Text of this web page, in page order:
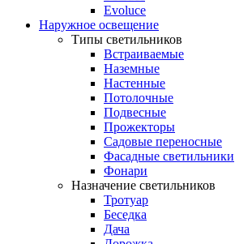
Evoluce
Наружное освещение
Типы светильников
Встраиваемые
Наземные
Настенные
Потолочные
Подвесные
Прожекторы
Садовые переносные
Фасадные светильники
Фонари
Назначение светильников
Тротуар
Беседка
Дача